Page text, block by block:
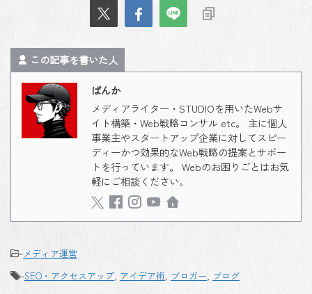
この記事を書いた人
ばんか
メディアライター・STUDIOを用いたWebサ
イト構築・Web戦略コンサル etc。 主に個人
事業主やスタートアップ企業に対してスピー
ディーかつ効果的なWeb戦略の提案とサポー
トを行っています。 Webのお困りごとはお気
軽にご相談ください。
-メディア運営
-SEO・アクセスアップ アイデア術 ブロガー ブログ